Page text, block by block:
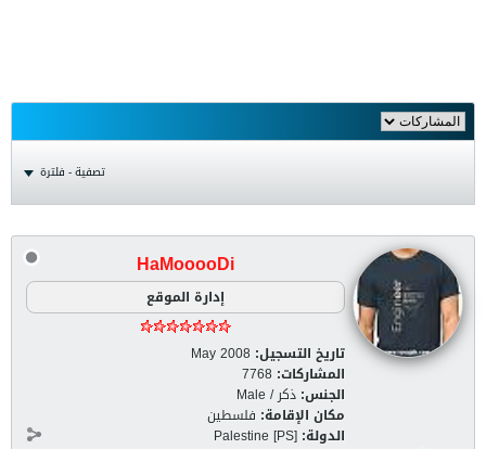
تصفية - فلترة
HaMooooDi
إدارة الموقع
تاريخ التسجيل: May 2008
المشاركات: 7768
الجنس: ذكر / Male
مكان الإقامة: فلسطين
الدولة: Palestine [PS]